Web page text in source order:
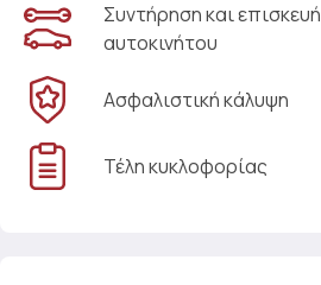
Συντήρηση και επισκευή
αυτοκινήτου
Ασφαλιστική κάλυψη
Τέλη κυκλοφορίας